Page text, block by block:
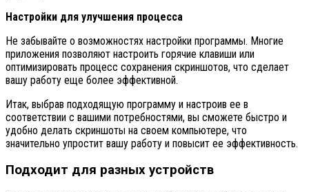
Настройки для улучшения процесса
Не забывайте о возможностях настройки программы. Многие
приложения позволяют настроить горячие клавиши или
оптимизировать процесс сохранения скриншотов, что сделает
вашу работу еще более эффективной.
Итак, выбрав подходящую программу и настроив ее в
соответствии с вашими потребностями, вы сможете быстро и
удобно делать скриншоты на своем компьютере, что
значительно упростит вашу работу и повысит ее эффективность.
Подходит для разных устройств